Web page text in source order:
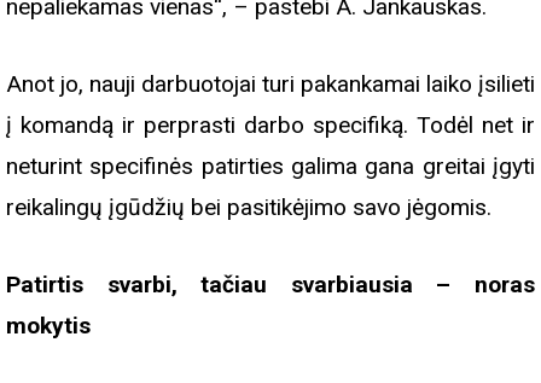
nepaliekamas vienas“, – pastebi A. Jankauskas.
Anot jo, nauji darbuotojai turi pakankamai laiko įsilieti
į komandą ir perprasti darbo specifiką. Todėl net ir
neturint specifinės patirties galima gana greitai įgyti
reikalingų įgūdžių bei pasitikėjimo savo jėgomis.
Patirtis svarbi, tačiau svarbiausia – noras
mokytis